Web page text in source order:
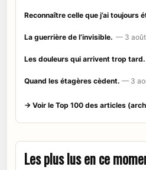
Reconnaître celle que j’ai toujours
La guerrière de l’invisible. — 3
Les douleurs qui arrivent trop tard.
Quand les étagères cèdent. — 3
→ Voir le Top 100 des articles
Les plus lus en ce